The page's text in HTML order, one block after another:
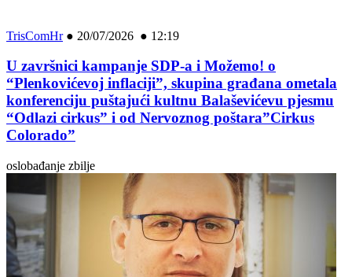
TrisComHr● 20/07/2026 ● 12:19
U završnici kampanje SDP-a i Možemo! o
“Plenkovićevoj inflaciji”, skupina građana ometala
konferenciju puštajući kultnu Balaševićevu pjesmu
“Odlazi cirkus” i od Nervoznog poštara”Cirkus
Colorado”
oslobađanje zbilje